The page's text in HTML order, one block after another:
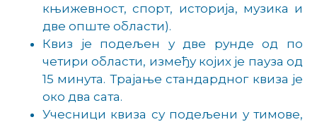
књижевност, спорт, историја, музика и
две опште области).
Квиз је подељен у две рунде од по
четири области, између којих је пауза од
15 минута. Трајање стандардног квиза је
око два сата.
Учесници квиза су подељени у тимове,